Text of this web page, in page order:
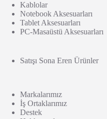
Kablolar
Notebook Aksesuarları
Tablet Aksesuarları
PC-Masaüstü Aksesuarları
Satışı Sona Eren Ürünler
Markalarımız
İş Ortaklarımız
Destek